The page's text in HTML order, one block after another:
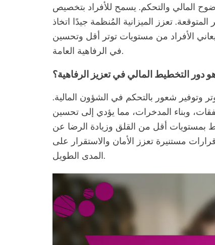
المالي والتحكم. يسمح للأفراد بتخصيص
تعزز الميزانية المُنظمة جيدًا اتخاذ
يعاني الأفراد من مستويات توتر أقل وتحسين
في الرفاهية العامة.
دور التخطيط المالي في تعزيز الرفاهية؟
وتوفير شعور بالتحكم في الشؤون المالية.
وبناء المدخرات، مما يؤدي إلى تحسين
بمستويات أقل من القلق وزيادة الرضا عن
مستنيرة تعزز الأمان والاستقرار على
المدى الطويل.